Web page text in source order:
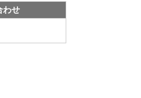
わせ